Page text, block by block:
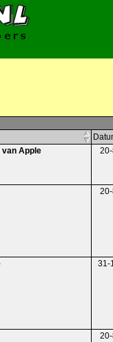
van Apple
31-